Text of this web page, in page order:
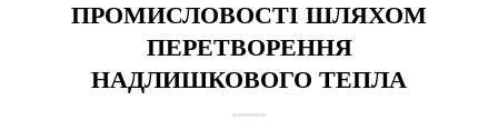
ПРОМИСЛОВОСТІ ШЛЯХОМ
ПЕРЕТВОРЕННЯ
НАДЛИШКОВОГО ТЕПЛА